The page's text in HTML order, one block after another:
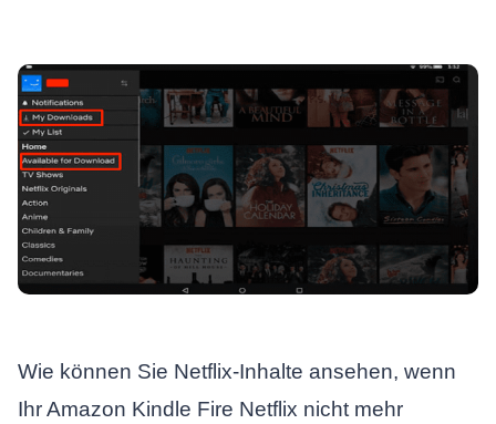
Wie können Sie Netflix-Inhalte ansehen, wenn
Ihr Amazon Kindle Fire Netflix nicht mehr